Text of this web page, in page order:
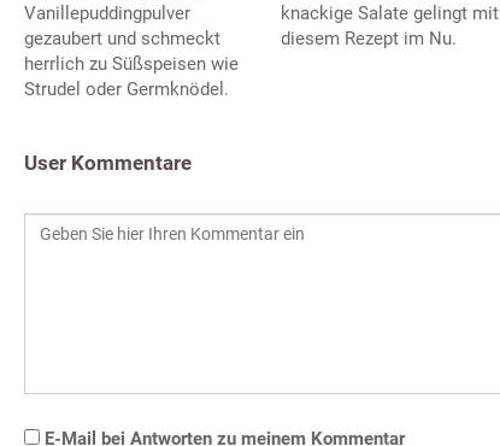
Vanillepuddingpulver
gezaubert und schmeckt
herrlich zu Süßspeisen wie
Strudel oder Germknödel.
knackige Salate gelingt mit
diesem Rezept im Nu.
User Kommentare
E-Mail bei Antworten zu meinem Kommentar